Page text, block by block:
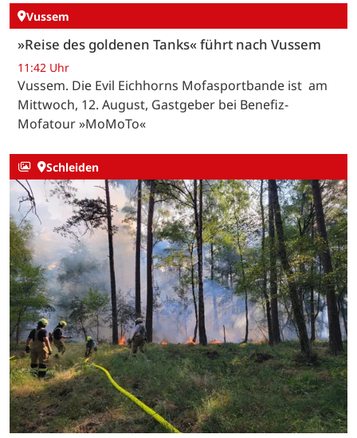
Vussem
»Reise des goldenen Tanks« führt nach Vussem
11:42 Uhr
Vussem. Die Evil Eichhorns Mofasportbande ist am
Mittwoch, 12. August, Gastgeber bei Benefiz-
Mofatour »MoMoTo«
Schleiden